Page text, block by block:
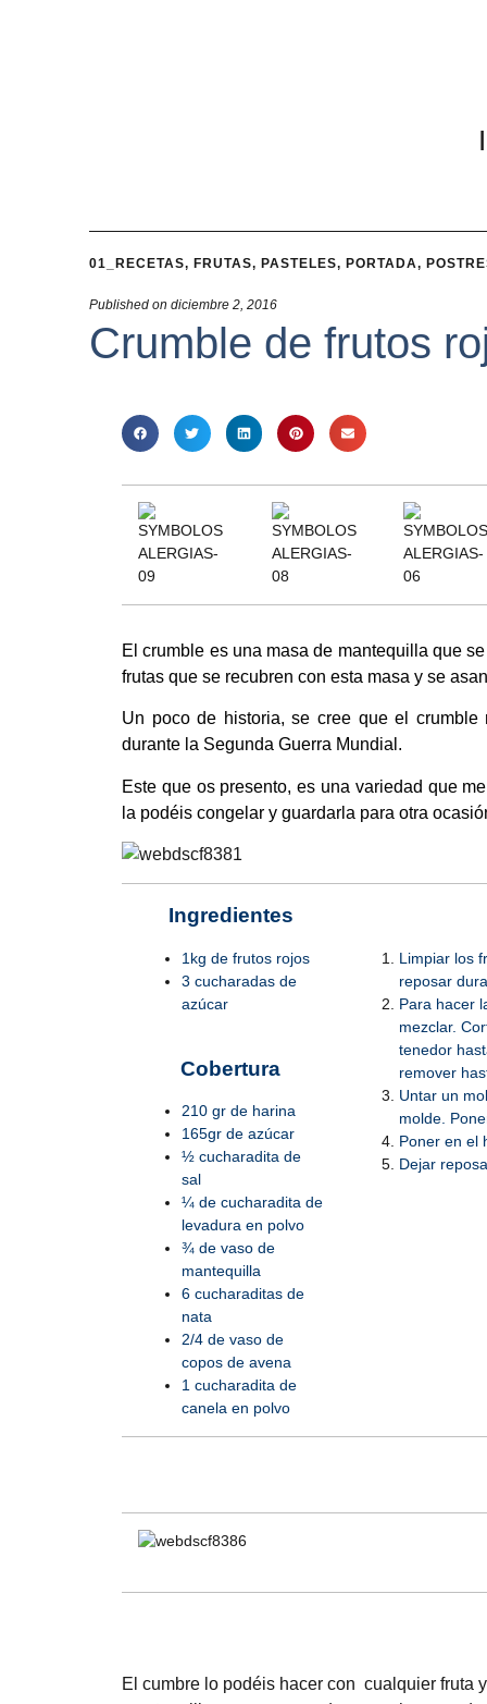
01_RECETAS, FRUTAS, PASTELES, PORTADA,
Published on diciembre 2, 2016
Crumble de frutos
El crumble es una masa de mantequilla que
frutas que se recubren con esta masa y se
Un poco de historia, se cree que el
durante la Segunda Guerra Mundial.
Este que os presento, es una variedad que
la podéis congelar y guardarla para otra
Ingredientes
1kg de frutos rojos
3 cucharadas de
azúcar
Cobertura
210 gr de harina
165gr de azúcar
½ cucharadita de
sal
¼ de cucharadita de
levadura en polvo
¾ de vaso de
mantequilla
6 cucharaditas de
nata
2/4 de vaso de
copos de avena
1 cucharadita de
canela en polvo
Limpiar los
reposar
Para hacer
mezclar.
tenedor
remover
Untar un
molde.
Poner en el
Dejar
El cumbre lo podéis hacer con cualquier fruta